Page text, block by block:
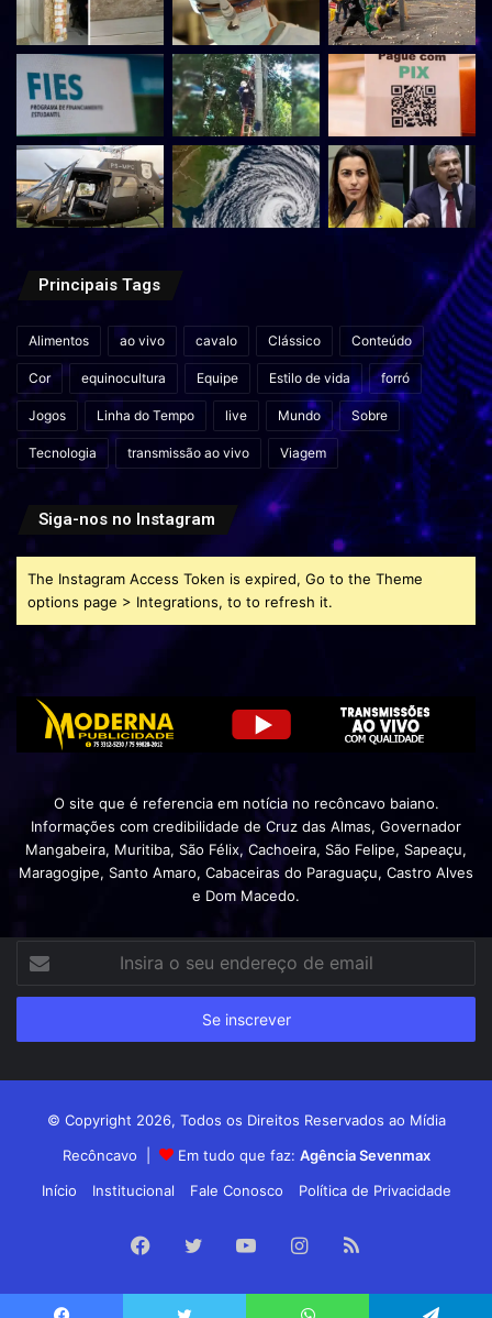
Principais Tags
Alimentos ao vivo cavalo Clássico Conteúdo
Cor equinocultura Equipe Estilo de vida forró
Jogos Linha do Tempo live Mundo Sobre
Tecnologia transmissão ao vivo Viagem
Siga-nos no Instagram
The Instagram Access Token is expired, Go to the Theme
options page > Integrations, to to refresh it.
O site que é referencia em notícia no recôncavo baiano.
Informações com credibilidade de Cruz das Almas, Governador
Mangabeira, Muritiba, São Félix, Cachoeira, São Felipe, Sapeaçu,
Maragogipe, Santo Amaro, Cabaceiras do Paraguaçu, Castro Alves
e Dom Macedo.
seu
de
© Copyright 2026, Todos os Direitos Reservados ao Mídia
Recôncavo |
Em tudo que faz: Agência Sevenmax
Início
Institucional Fale Conosco Política de Privacidade
Facebook
TwitterYouTubeInstagram
RSS